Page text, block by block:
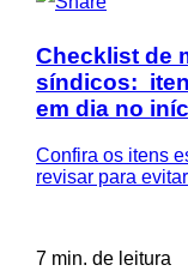
Checklist de
síndicos:
em dia no
Confira os itens
revisar para
7 min. de leitura